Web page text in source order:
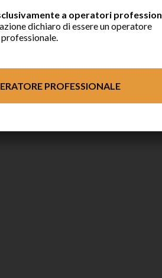
Dentale i vantaggi del
di sua competenza
con l’intento di
un approccio
a operatori
dichiaro di essere un operatore
professionale.
PROFESSIONALE